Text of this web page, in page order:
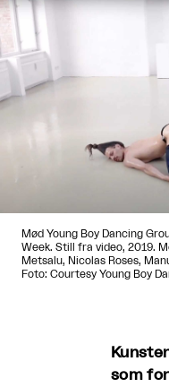
Mød Young Boy Dancing
Week. Still fra video, 2019.
Metsalu, Nicolas Roses,
Foto: Courtesy Young Boy
som